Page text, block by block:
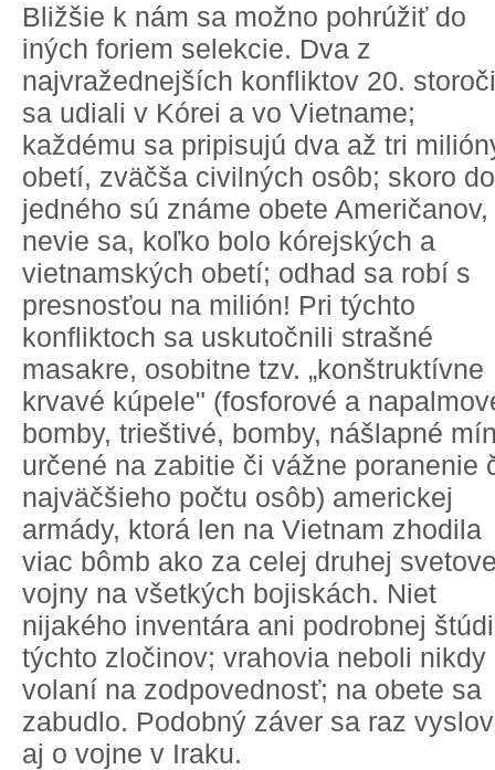
Bližšie k nám sa možno pohrúžiť do
iných foriem selekcie. Dva z
najvražednejších konfliktov 20.
sa udiali v Kórei a vo Vietname;
každému sa pripisujú dva až tri
obetí, zväčša civilných osôb; skoro do
jedného sú známe obete Američanov,
nevie sa, koľko bolo kórejských a
vietnamských obetí; odhad sa robí s
presnosťou na milión! Pri týchto
konfliktoch sa uskutočnili strašné
masakre, osobitne tzv. „konštruktívne
krvavé kúpele" (fosforové a
bomby, trieštivé, bomby, nášlapné
určené na zabitie či vážne poranenie
najväčšieho počtu osôb) americkej
armády, ktorá len na Vietnam zhodila
viac bômb ako za celej druhej
vojny na všetkých bojiskách. Niet
nijakého inventára ani podrobnej
týchto zločinov; vrahovia neboli nikdy
volaní na zodpovednosť; na obete sa
zabudlo. Podobný záver sa raz
aj o vojne v Iraku.